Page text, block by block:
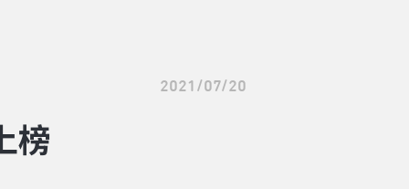
2021/07/20
榜